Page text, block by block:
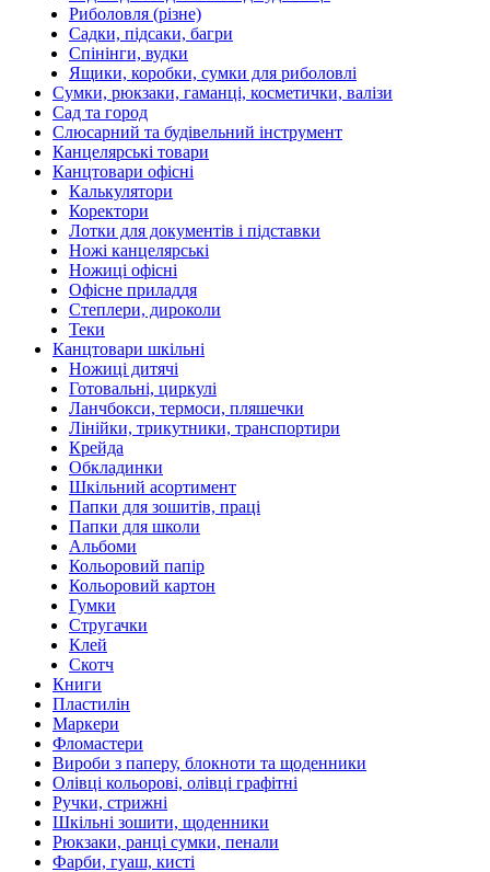
Риболовля (різне)
Садки, підсаки, багри
Спінінги, вудки
Ящики, коробки, сумки для риболовлі
Сумки, рюкзаки, гаманці, косметички, валізи
Сад та город
Слюсарний та будівельний інструмент
Канцелярські товари
Канцтовари офісні
Калькулятори
Коректори
Лотки для документів і підставки
Ножі канцелярські
Ножиці офісні
Офісне приладдя
Степлери, дироколи
Теки
Канцтовари шкільні
Ножиці дитячі
Готовальні, циркулі
Ланчбокси, термоси, пляшечки
Лінійки, трикутники, транспортири
Крейда
Обкладинки
Шкільний асортимент
Папки для зошитів, праці
Папки для школи
Альбоми
Кольоровий папір
Кольоровий картон
Гумки
Стругачки
Клей
Скотч
Книги
Пластилін
Маркери
Фломастери
Вироби з паперу, блокноти та щоденники
Олівці кольорові, олівці графітні
Ручки, стрижні
Шкільні зошити, щоденники
Рюкзаки, ранці сумки, пенали
Фарби, гуаш, кисті